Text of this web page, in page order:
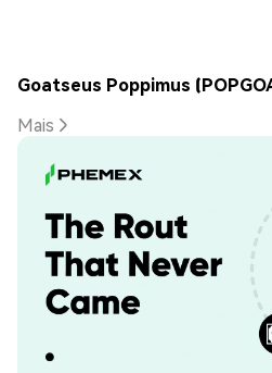
Goatseus Poppimus
Mais